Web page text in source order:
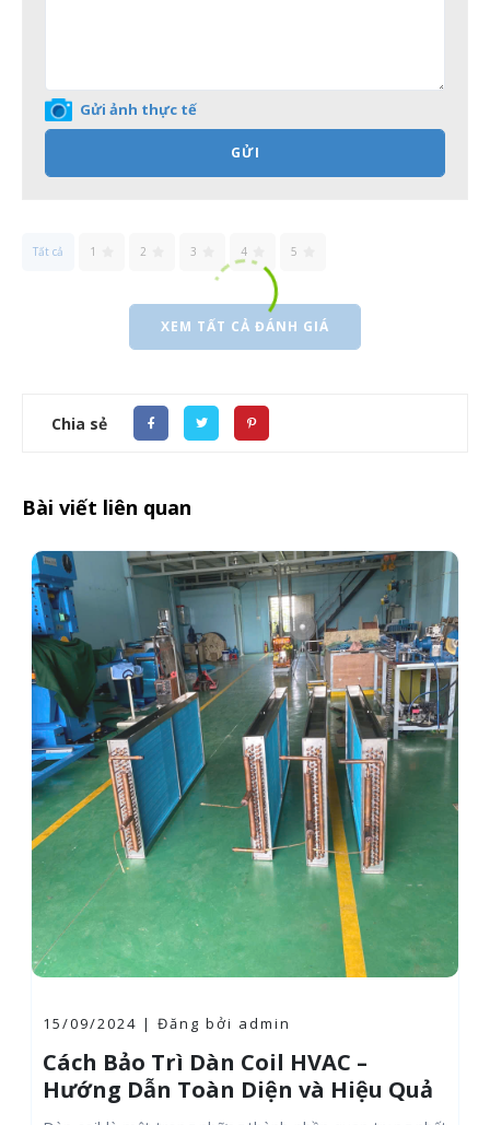
Gửi ảnh thực tế
GỬI
Tất cả 1 2 3 4 5
XEM TẤT CẢ ĐÁNH GIÁ
Chia sẻ
Bài viết liên quan
16/09/2024 | Đăng bởi admin
Giới Thiệu Về Công Ty Thiên Nam
HVAC